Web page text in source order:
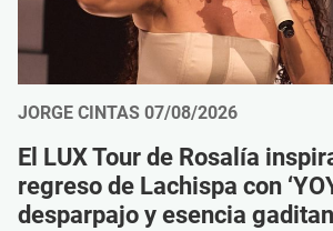
JORGE CINTAS 07/08/2026
El LUX Tour de Rosalía
regreso de Lachispa con
desparpajo y esencia